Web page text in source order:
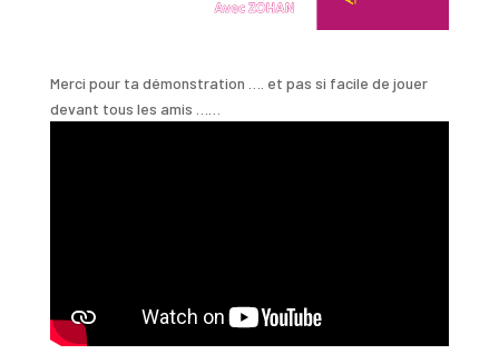
Merci pour ta démonstration …. et pas si facile de jouer
devant tous les amis ……